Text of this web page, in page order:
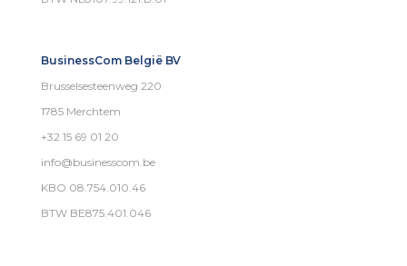
BusinessCom België BV
Brusselsesteenweg 220
1785 Merchtem
+32 15 69 01 20
info@businesscom.be
KBO 08.754.010.46
BTW BE875.401.046